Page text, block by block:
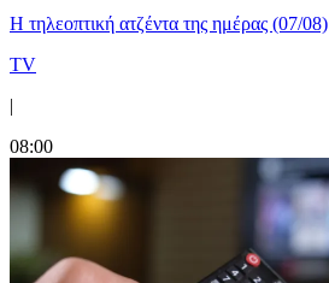
Η τηλεοπτική ατζέντα της ημέρας (07/08)
TV
|
08:00